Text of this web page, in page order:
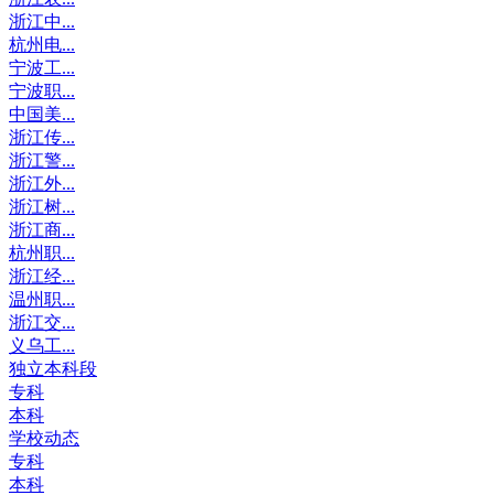
浙江中...
杭州电...
宁波工...
宁波职...
中国美...
浙江传...
浙江警...
浙江外...
浙江树...
浙江商...
杭州职...
浙江经...
温州职...
浙江交...
义乌工...
独立本科段
专科
本科
学校动态
专科
本科